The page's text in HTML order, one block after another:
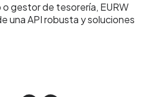
o gestor de tesorería, EURW
una API robusta y soluciones